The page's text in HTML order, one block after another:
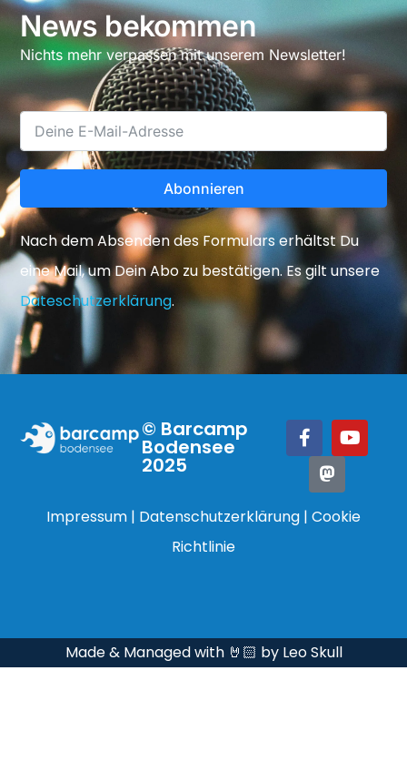
News bekommen
Nichts mehr verpassen mit unserem Newsletter!
Abonnieren
Nach dem Absenden des Formulars erhältst Du
eine Mail, um Dein Abo zu bestätigen. Es gilt unsere
Dateschutzerklärung.
© Barcamp
Bodensee
2025
Impressum | Datenschutzerklärung | Cookie
Richtlinie
Made & Managed with 🤘🏻 by Leo Skull